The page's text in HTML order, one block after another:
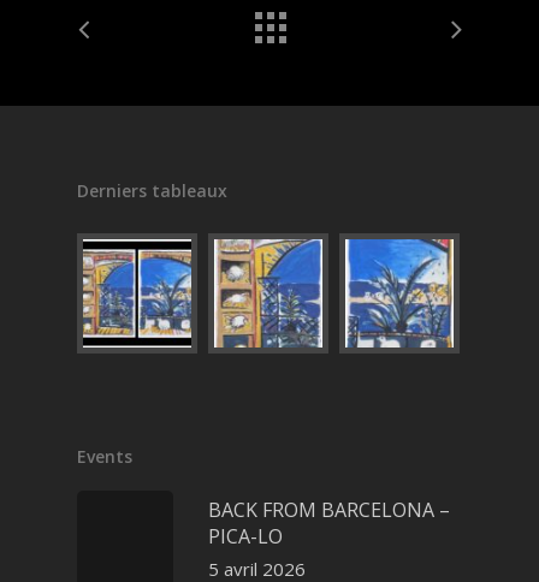
Derniers tableaux
Events
BACK FROM BARCELONA –
PICA-LO
5 avril 2026